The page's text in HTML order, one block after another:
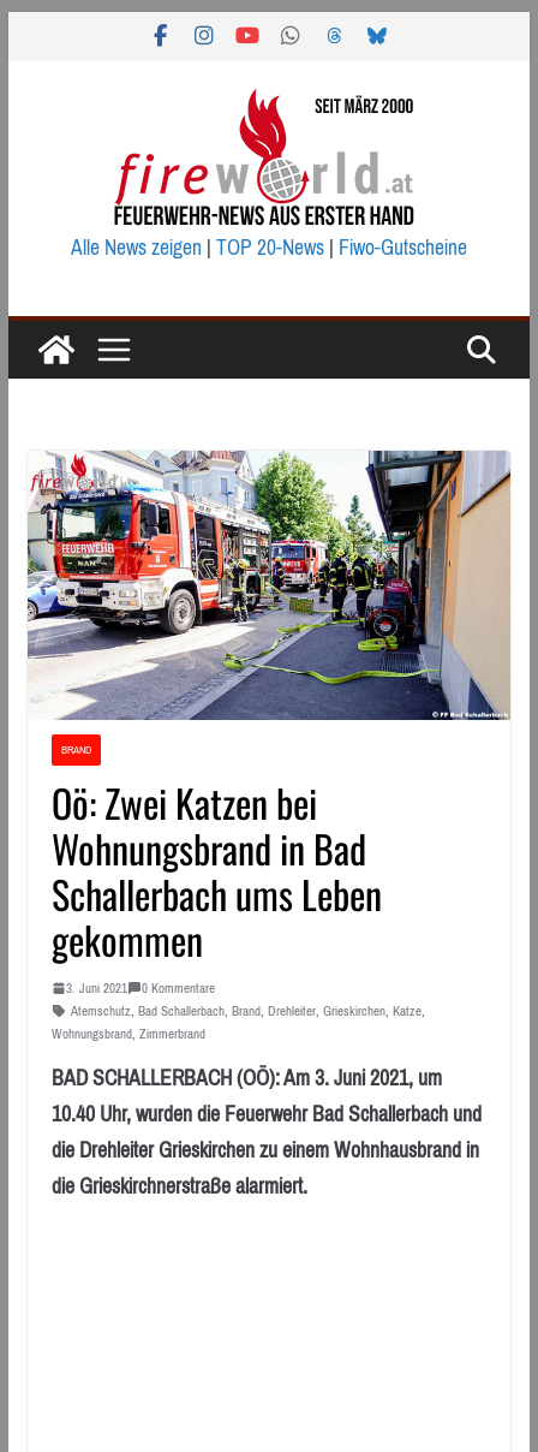
Alle News zeigen|TOP 20-News|Fiwo-Gutscheine
BRAND
Oö: Zwei Katzen bei
Wohnungsbrand in Bad
Schallerbach ums Leben
gekommen
3. Juni 2021
0 Kommentare
Atemschutz, Bad Schallerbach, Brand, Drehleiter, Grieskirchen, Katze,
Wohnungsbrand, Zimmerbrand
BAD SCHALLERBACH (OÖ): Am 3. Juni 2021, um
10.40 Uhr, wurden die Feuerwehr Bad Schallerbach und
die Drehleiter Grieskirchen zu einem Wohnhausbrand in
die Grieskirchnerstraße alarmiert.